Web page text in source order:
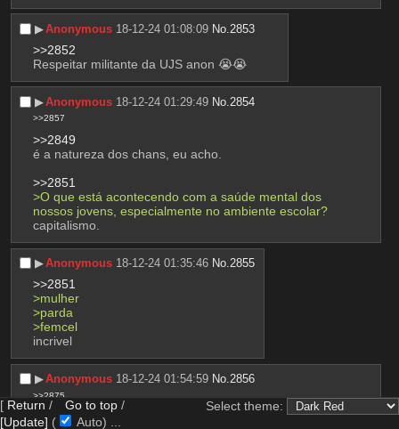
▶︎Anonymous 18-12-24 01:08:09 No. 2853
>>2852
Respeitar militante da UJS anon 😭😭
▶︎Anonymous 18-12-24 01:29:49 No. 2854
>>2857
>>2849
é a natureza dos chans, eu acho.
>>2851
>O que está acontecendo com a saúde mental dos
nossos jovens, especialmente no ambiente escolar?
capitalismo.
▶︎Anonymous 18-12-24 01:35:46 No.2855
>>2851
>mulher
>parda
>femcel
incrivel
▶︎Anonymous 18-12-24 01:54:59 No.2856
>>2875
>O que está acontecendo com a saúde mental dos
[ Return / Go to top /
[Update] ( Auto)
Select theme: